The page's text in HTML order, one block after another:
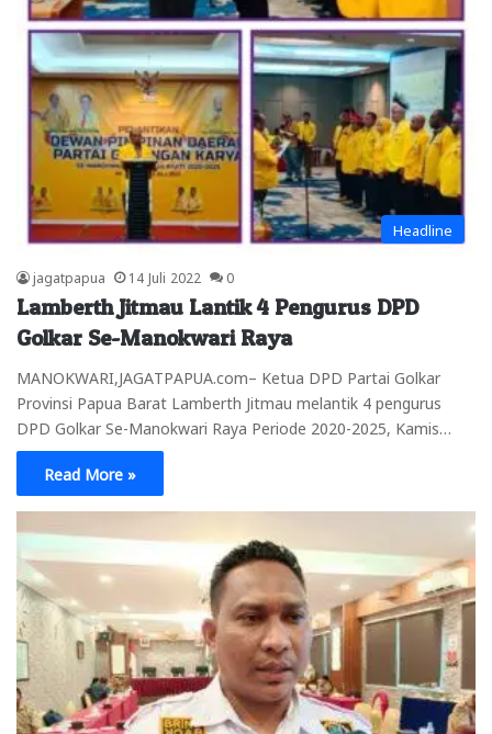
Headline
jagatpapua 14 Juli 2022 0
Lamberth Jitmau Lantik 4 Pengurus DPD
Golkar Se-Manokwari Raya
MANOKWARI,JAGATPAPUA.com– Ketua DPD Partai Golkar
Provinsi Papua Barat Lamberth Jitmau melantik 4 pengurus
DPD Golkar Se-Manokwari Raya Periode 2020-2025, Kamis…
Read More »